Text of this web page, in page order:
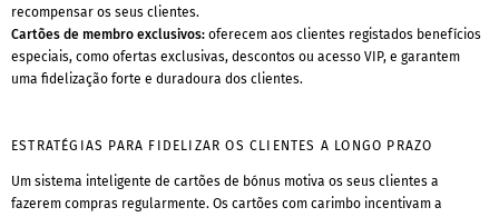
recompensar os seus clientes.
Cartões de membro exclusivos: oferecem aos clientes registados benefícios
especiais, como ofertas exclusivas, descontos ou acesso VIP, e garantem
uma fidelização forte e duradoura dos clientes.
ESTRATÉGIAS PARA FIDELIZAR OS CLIENTES A LONGO PRAZO
Um sistema inteligente de cartões de bónus motiva os seus clientes a
fazerem compras regularmente. Os cartões com carimbo incentivam a